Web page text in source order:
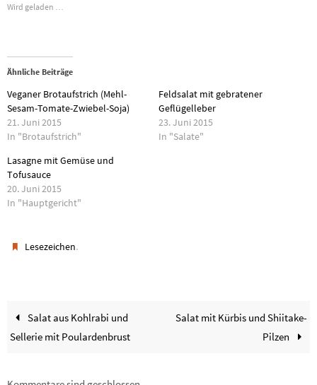
Wird geladen …
Ähnliche Beiträge
Veganer Brotaufstrich (Mehl-
Sesam-Tomate-Zwiebel-Soja)
21. Juni 2015
In "Brotaufstrich"
Feldsalat mit gebratener
Geflügelleber
23. Juni 2015
In "Salate"
Lasagne mit Gemüse und
Tofusauce
20. Juni 2015
In "Hauptgericht"
Lesezeichen.
Salat aus Kohlrabi und
Sellerie mit Poulardenbrust
Salat mit Kürbis und Shiitake-
Pilzen